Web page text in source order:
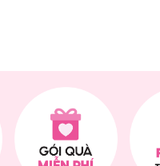
và phục hồi da.